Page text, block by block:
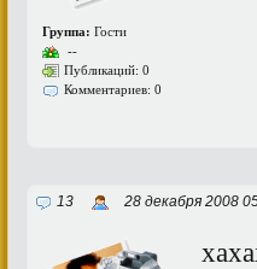
Группа: Гости
--
Публикаций: 0
Комментариев: 0
13 28 декабря 2008